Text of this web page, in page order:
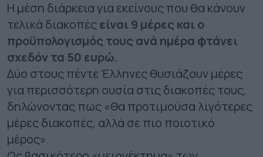
Η μέση διάρκεια για εκείνους που θα κάνουν
τελικά διακοπέςείναι 9 μέρες και ο
προϋπολογισμός τους ανά ημέρα φτάνει
σχεδόν τα 50 ευρώ.
Δύο στους πέντε Έλληνες θυσιάζουν μέρες
για περισσότερη ουσία στις διακοπές τους,
δηλώνοντας πως «θα προτιμούσα λιγότερες
μέρες διακοπές, αλλά σε πιο ποιοτικό
μέρος».